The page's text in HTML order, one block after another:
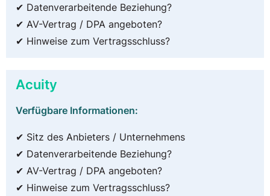
✔ Datenverarbeitende Beziehung?
✔ AV-Vertrag / DPA angeboten?
✔ Hinweise zum Vertragsschluss?
Acuity
Verfügbare Informationen:
✔ Sitz des Anbieters / Unternehmens
✔ Datenverarbeitende Beziehung?
✔ AV-Vertrag / DPA angeboten?
✔ Hinweise zum Vertragsschluss?